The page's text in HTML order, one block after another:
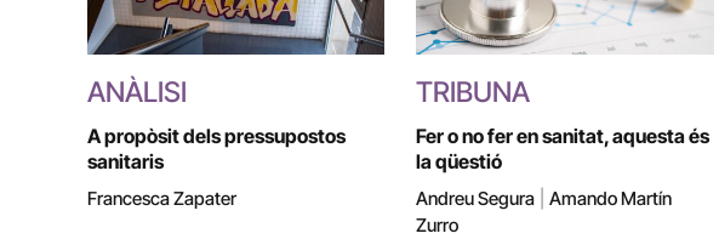
ANÀLISI
A propòsit dels pressupostos
sanitaris
Francesca Zapater
TRIBUNA
Fer o no fer en sanitat, aquesta és
la qüestió
Andreu Segura |Amando Martín
Zurro